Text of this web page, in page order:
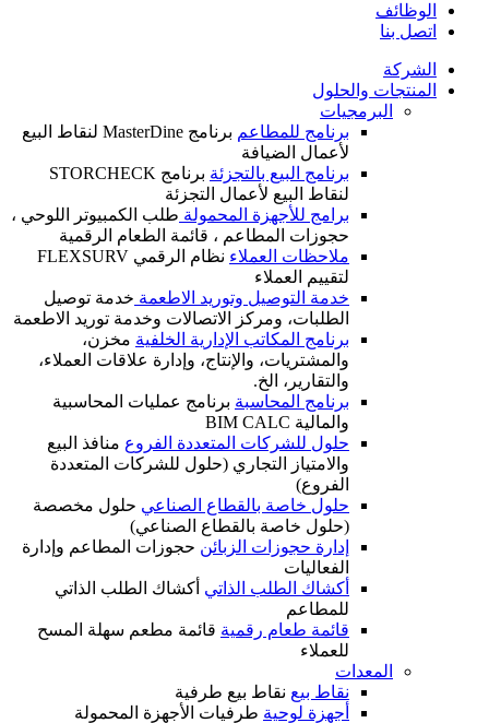
الوظائف
اتصل بنا
الشركة
المنتجات والحلول
البرمجيات
برنامج للمطاعم
برنامج MasterDine لنقاط البيع
لأعمال الضيافة
برنامج البيع بالتجزئة
برنامج STORCHECK
لنقاط البيع لأعمال التجزئة
برامج للأجهزة المحمولة طلب الكمبيوتر اللوحي ،
حجوزات المطاعم ، قائمة الطعام الرقمية
ملاحظات العملاء
نظام الرقمي FLEXSURV
لتقييم العملاء
خدمة التوصيل وتوريد الاطعمة خدمة توصيل
الطلبات، ومركز الاتصالات وخدمة توريد الاطعمة
برنامج المكاتب الإدارية الخلفية مخزن،
والمشتريات، والإنتاج، وإدارة علاقات العملاء،
والتقارير، الخ.
برنامج المحاسبة برنامج عمليات المحاسبية
والمالية BIM CALC
حلول للشركات المتعددة الفروع منافذ البيع
والامتياز التجاري (حلول للشركات المتعددة
الفروع)
حلول خاصة بالقطاع الصناعي حلول مخصصة
(حلول خاصة بالقطاع الصناعي)
إدارة حجوزات الزبائن حجوزات المطاعم وإدارة
الفعاليات
أكشاك الطلب الذاتي أكشاك الطلب الذاتي
للمطاعم
قائمة طعام رقمية قائمة مطعم سهلة المسح
للعملاء
المعدات
نقاط بيع نقاط بيع طرفية
أجهزة لوحية طرفيات الأجهزة المحمولة